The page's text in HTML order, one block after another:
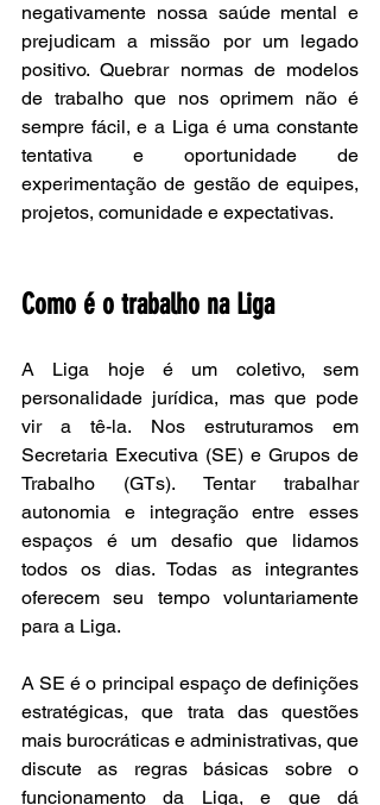
negativamente nossa saúde mental e
prejudicam a missão por um legado
positivo. Quebrar normas de modelos
de trabalho que nos oprimem não é
sempre fácil, e a Liga é uma constante
tentativa e oportunidade de
experimentação de gestão de equipes,
projetos, comunidade e expectativas.
Como é o trabalho na Liga
A Liga hoje é um coletivo, sem
personalidade jurídica, mas que pode
vir a tê-la. Nos estruturamos em
Secretaria Executiva (SE) e Grupos de
Trabalho (GTs). Tentar trabalhar
autonomia e integração entre esses
espaços é um desafio que lidamos
todos os dias. Todas as integrantes
oferecem seu tempo voluntariamente
para a Liga.
A SE é o principal espaço de definições
estratégicas, que trata das questões
mais burocráticas e administrativas, que
discute as regras básicas sobre o
funcionamento da Liga, e que dá